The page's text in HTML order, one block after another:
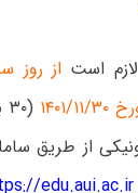
است
۳۰
از طریق
edu.aui.ac.ir